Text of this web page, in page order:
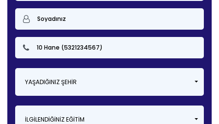
YAŞADIĞINIZ ŞEHIR
İLGILENDIĞINIZ EĞITIM